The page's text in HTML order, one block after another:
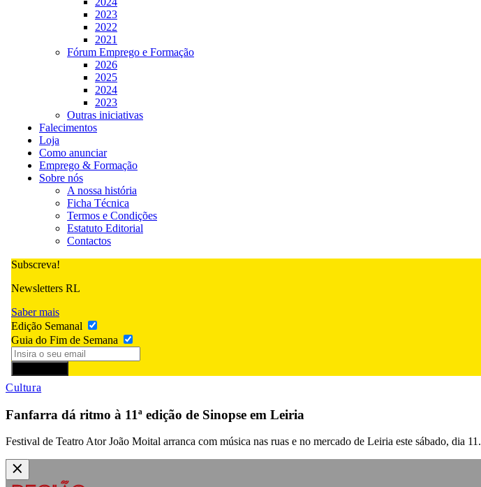
2023
2022
2021
Fórum Emprego e Formação
2026
2025
2024
2023
Outras iniciativas
Falecimentos
Loja
Como anunciar
Emprego & Formação
Sobre nós
A nossa história
Ficha Técnica
Termos e Condições
Estatuto Editorial
Contactos
Subscreva!
Newsletters RL
Saber mais
Edição Semanal
Guia do Fim de Semana
Cultura
Fanfarra dá ritmo à 11ª edição de Sinopse em Leiria
Festival de Teatro Ator João Moital arranca com música nas ruas e no mercado de Leiria este sábado, dia 11.